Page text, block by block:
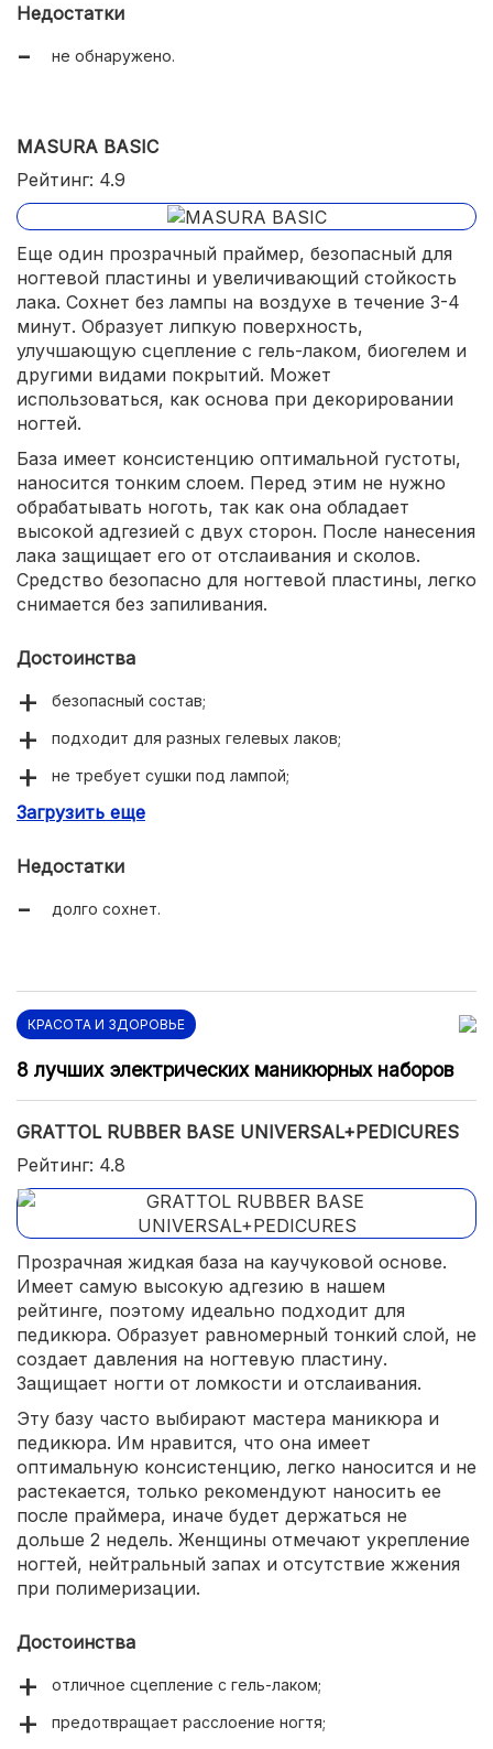
Недостатки
не обнаружено.
MASURA BASIC
Рейтинг: 4.9
Еще один прозрачный праймер, безопасный для
ногтевой пластины и увеличивающий стойкость
лака. Сохнет без лампы на воздухе в течение 3-4
минут. Образует липкую поверхность,
улучшающую сцепление с гель-лаком, биогелем и
другими видами покрытий. Может
использоваться, как основа при декорировании
ногтей.
База имеет консистенцию оптимальной густоты,
наносится тонким слоем. Перед этим не нужно
обрабатывать ноготь, так как она обладает
высокой адгезией с двух сторон. После нанесения
лака защищает его от отслаивания и сколов.
Средство безопасно для ногтевой пластины, легко
снимается без запиливания.
Достоинства
безопасный состав;
подходит для разных гелевых лаков;
не требует сушки под лампой;
удобная тонкая кисть;
Загрузить еще
Недостатки
долго сохнет.
КРАСОТА И ЗДОРОВЬЕ
8 лучших электрических маникюрных наборов
GRATTOL RUBBER BASE UNIVERSAL+PEDICURES
Рейтинг: 4.8
Прозрачная жидкая база на каучуковой основе.
Имеет самую высокую адгезию в нашем
рейтинге, поэтому идеально подходит для
педикюра. Образует равномерный тонкий слой, не
создает давления на ногтевую пластину.
Защищает ногти от ломкости и отслаивания.
Эту базу часто выбирают мастера маникюра и
педикюра. Им нравится, что она имеет
оптимальную консистенцию, легко наносится и не
растекается, только рекомендуют наносить ее
после праймера, иначе будет держаться не
дольше 2 недель. Женщины отмечают укрепление
ногтей, нейтральный запах и отсутствие жжения
при полимеризации.
Достоинства
отличное сцепление с гель-лаком;
предотвращает расслоение ногтя;